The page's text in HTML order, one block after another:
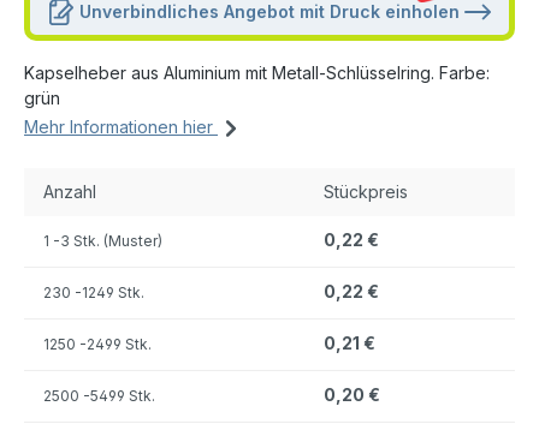
Unverbindliches Angebot mit Druck einholen
Kapselheber aus Aluminium mit Metall-Schlüsselring. Farbe:
grün
Mehr Informationen hier
Anzahl Stückpreis
1 -3 Stk. (Muster) 0,22 €
230 -1249 Stk. 0,22 €
1250 -2499 Stk. 0,21 €
2500 -5499 Stk. 0,20 €